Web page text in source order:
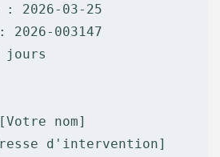
2026-03-25
2026-003147
nom]
d'intervention]